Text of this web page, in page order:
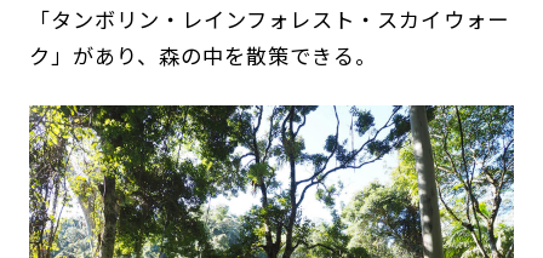
「タンボリン・レインフォレスト・スカイウォー
ク」があり、森の中を散策できる。